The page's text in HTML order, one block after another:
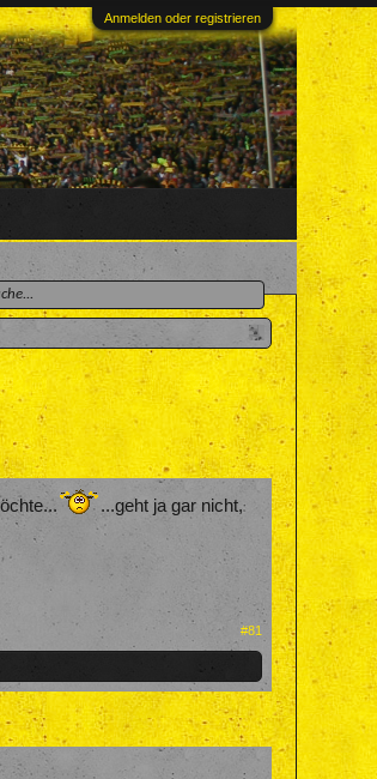
Anmelden oder registrieren
...geht ja gar nicht,
#81